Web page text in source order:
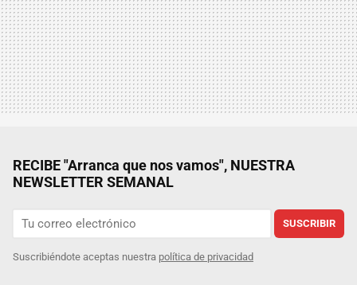
RECIBE "Arranca que nos vamos", NUESTRA
NEWSLETTER SEMANAL
SUSCRIBIR
Suscribiéndote aceptas nuestra política de privacidad